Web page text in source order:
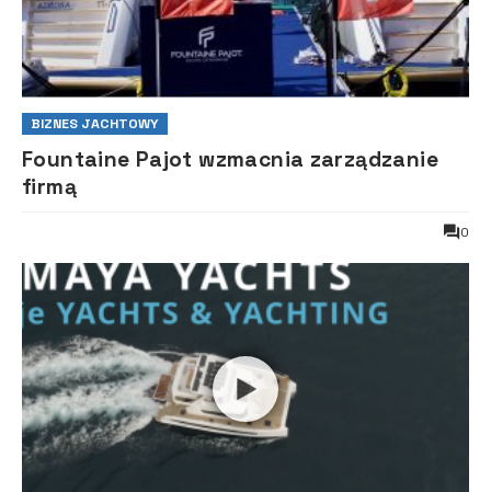
BIZNES JACHTOWY
Fountaine Pajot wzmacnia zarządzanie
firmą
0